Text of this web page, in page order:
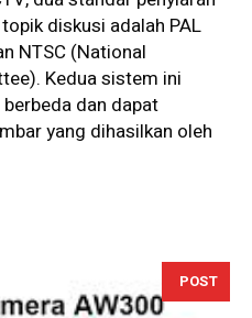
diskusi adalah PAL
NTSC (National
Kedua sistem ini
dan dapat
yang dihasilkan oleh
POST